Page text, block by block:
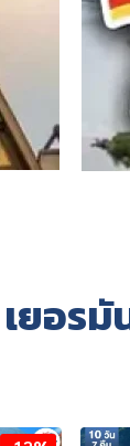
เยอรมั